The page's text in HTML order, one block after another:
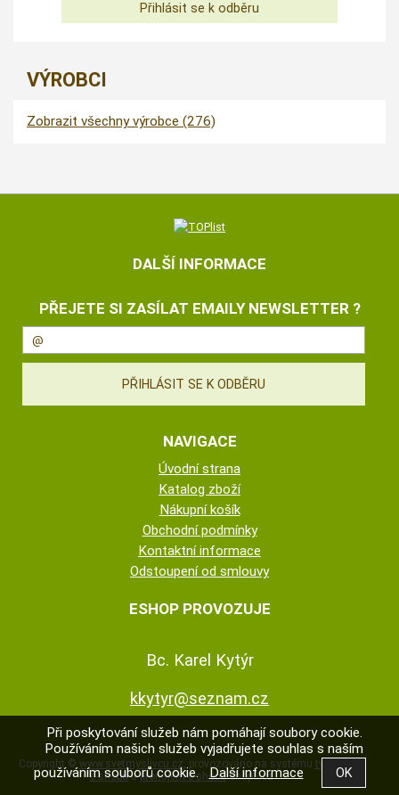
VÝROBCI
Zobrazit všechny výrobce (276)
DALŠÍ INFORMACE
PŘEJETE SI ZASÍLAT EMAILY NEWSLETTER ?
NAVIGACE
Úvodní strana
Katalog zboží
Nákupní košík
Obchodní podmínky
Kontaktní informace
Odstoupení od smlouvy
ESHOP PROVOZUJE
Bc. Karel Kytýr
kkytyr@seznam.cz
Copyright © www.svetmyslivcu.cz, provozováno na systému tvorba
e-shopuapronájem e-shopuShop5.cz
Při poskytování služeb nám pomáhají soubory cookie.
Používáním našich služeb vyjadřujete souhlas s naším
používáním souborů cookie.Další informace